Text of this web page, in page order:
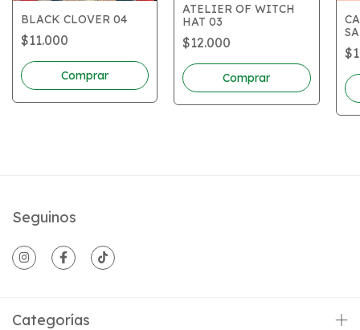
BLACK CLOVER 04
$11.000
ATELIER OF WITCH
HAT 03
$12.000
Seguinos
Categorías